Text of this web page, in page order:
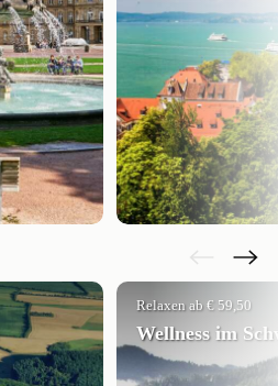
Relaxen ab € 59,50
Wellness im